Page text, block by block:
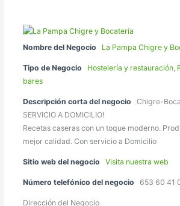
Nombre del Negocio La Pampa Chigre y
Tipo de Negocio Hostelería y restauración,
bares
Descripción corta del negocio
Chigre-
SERVICIO A DOMICILIO!
Recetas caseras con un toque moderno.
mejor calidad. Con servicio a Domicilio
Sitio web del negocio Visita nuestra web
Número telefónico del negocio 653 60 41
Dirección del Negocio